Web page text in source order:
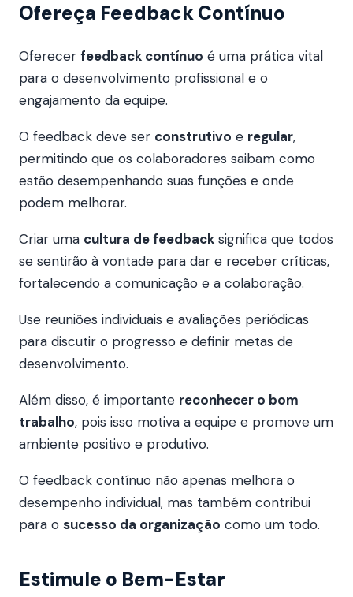
Ofereça Feedback Contínuo
Oferecer feedback contínuo é uma prática vital
para o desenvolvimento profissional e o
engajamento da equipe.
O feedback deve ser construtivo e regular,
permitindo que os colaboradores saibam como
estão desempenhando suas funções e onde
podem melhorar.
Criar uma cultura de feedback significa que todos
se sentirão à vontade para dar e receber críticas,
fortalecendo a comunicação e a colaboração.
Use reuniões individuais e avaliações periódicas
para discutir o progresso e definir metas de
desenvolvimento.
Além disso, é importante reconhecer o bom
trabalho, pois isso motiva a equipe e promove um
ambiente positivo e produtivo.
O feedback contínuo não apenas melhora o
desempenho individual, mas também contribui
para o sucesso da organização como um todo.
Estimule o Bem-Estar